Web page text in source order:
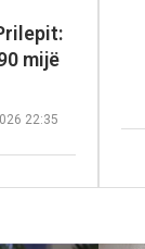
mijë
22:35